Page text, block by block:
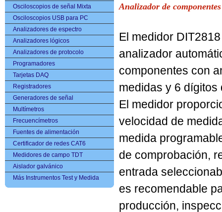
Osciloscopios de señal Mixta
Osciloscopios USB para PC
Analizadores de espectro
Analizadores lógicos
Analizadores de protocolo
Programadores
Tarjetas DAQ
Registradores
Generadores de señal
Multímetros
Frecuencímetros
Fuentes de alimentación
Certificador de redes CAT6
Medidores de campo TDT
Aislador galvánico
Más Instrumentos Test y Medida
Analizador de
El medidor
analizador
componentes con
medidas y 6 dígitos
El medidor
velocidad de
medida
de comprobación,
entrada
es recomendable
producción,